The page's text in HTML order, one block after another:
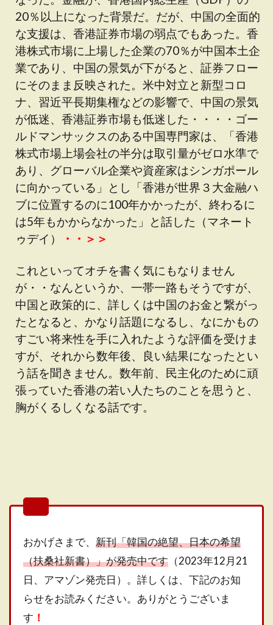
20％以上になった背景だ。だが、中国の全面的
な支援は、香港証券市場の弱点でもあった。香
港株式市場に上場した企業の70％が中国本土企
業であり、中国の景気が下がると、証券フロー
にそのまま反映された。米中対立と新型コロ
ナ、習近平長期集権などの影響で、中国の景気
が低迷、香港証券市場も低迷した・・・・ゴー
ルドマンサックスのある中国専門家は、「香港
株式市場上場会社の半分は取引量がゼロ水準で
あり、グローバル企業や資産家はシンガポール
に向かっている」とし「香港が世界３大金融ハ
ブに位置するのに100年かかったが、終わるに
は5年もかからなかった」と話した（マネート
ゥデイ）
・・＞＞
これといってオチを書く気にもなりません
が・・なんというか、一帯一路もそうですが、
中国と政策的に、詳しくは中国のお金と繋がっ
たとなると、かなり話題になるし、なにかもの
すごい将来性を手に入れたような評価を受けま
すが、それから数年後、良い結果になったとい
う話を聞きません。数年前、民主化のために頑
張っていた香港の若い人たちのことを思うと、
胸がくるしくなる話です。
おかげさまで、 新刊「韓国の絶望、日本の希望
（扶桑社新書）」が発売中です （2023年12月21
日、アマゾン発売日）。詳しくは、下記のお知
らせをお読みください。ありがとうございま
す ！